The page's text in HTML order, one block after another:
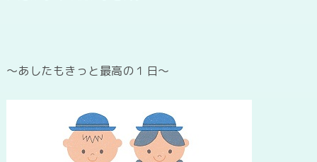
～あしたもきっと最高の１日～